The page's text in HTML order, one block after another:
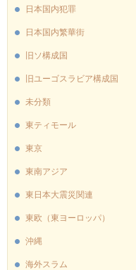
日本国内犯罪
日本国内繁華街
旧ソ構成国
旧ユーゴスラビア構成国
未分類
東ティモール
東京
東南アジア
東日本大震災関連
東欧（東ヨーロッパ）
沖縄
海外スラム